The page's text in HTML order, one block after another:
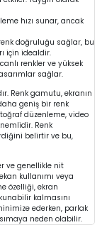
hızı sunar, ancak
doğruluğu sağlar, bu
için idealdir.
renkler ve yüksek
sağlar.
Renk gamutu, ekranın
geniş bir renk
düzenleme, video
Renk
belirtir ve bu,
ve genellikle nit
kullanımı veya
özelliği, ekran
kalmasını
ederken, parlak
neden olabilir.